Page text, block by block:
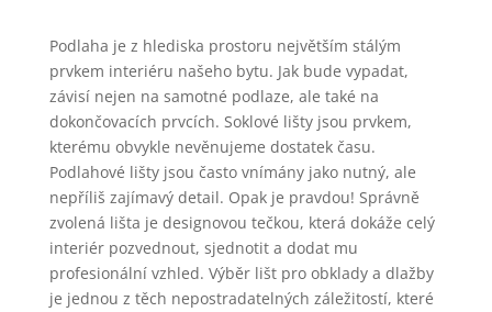
Podlaha je z hlediska prostoru největším stálým
prvkem interiéru našeho bytu. Jak bude vypadat,
závisí nejen na samotné podlaze, ale také na
dokončovacích prvcích. Soklové lišty jsou prvkem,
kterému obvykle nevěnujeme dostatek času.
Podlahové lišty jsou často vnímány jako nutný, ale
nepříliš zajímavý detail. Opak je pravdou! Správně
zvolená lišta je designovou tečkou, která dokáže celý
interiér pozvednout, sjednotit a dodat mu
profesionální vzhled. Výběr lišt pro obklady a dlažby
je jednou z těch nepostradatelných záležitostí, které